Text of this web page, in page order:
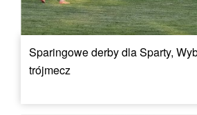
Sparingowe derby dla Sparty,
trójmecz